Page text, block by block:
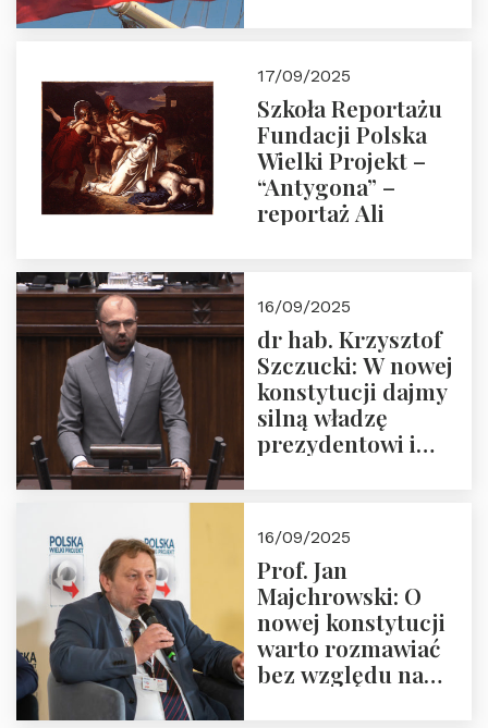
17/09/2025
Szkoła Reportażu
Fundacji Polska
Wielki Projekt –
“Antygona” –
reportaż Ali
16/09/2025
dr hab. Krzysztof
Szczucki: W nowej
konstytucji dajmy
silną władzę
prezydentowi i
16/09/2025
Prof. Jan
Majchrowski: O
nowej konstytucji
warto rozmawiać
bez względu na